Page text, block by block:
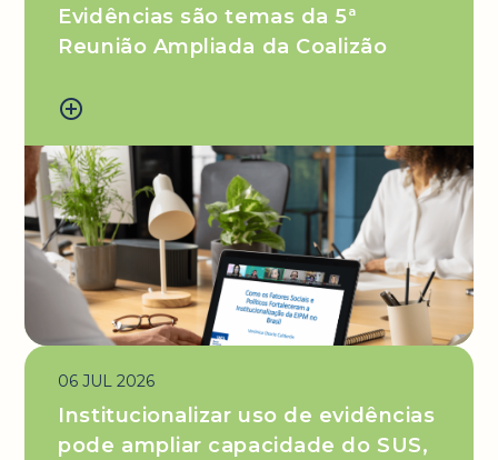
Evidências são temas da 5ª
Reunião Ampliada da Coalizão
add_circle_outline
06 JUL 2026
Institucionalizar uso de evidências
pode ampliar capacidade do SUS,